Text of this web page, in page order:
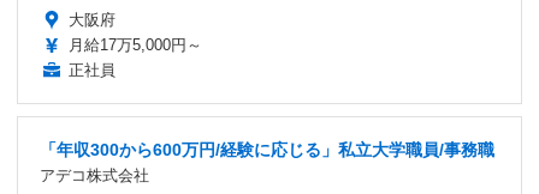
大阪府
月給17万5,000円～
正社員
「年収300から600万円/経験に応じる」私立大学職員/事務職
アデコ株式会社